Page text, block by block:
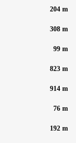
204 m
308 m
99 m
823 m
914 m
76 m
192 m